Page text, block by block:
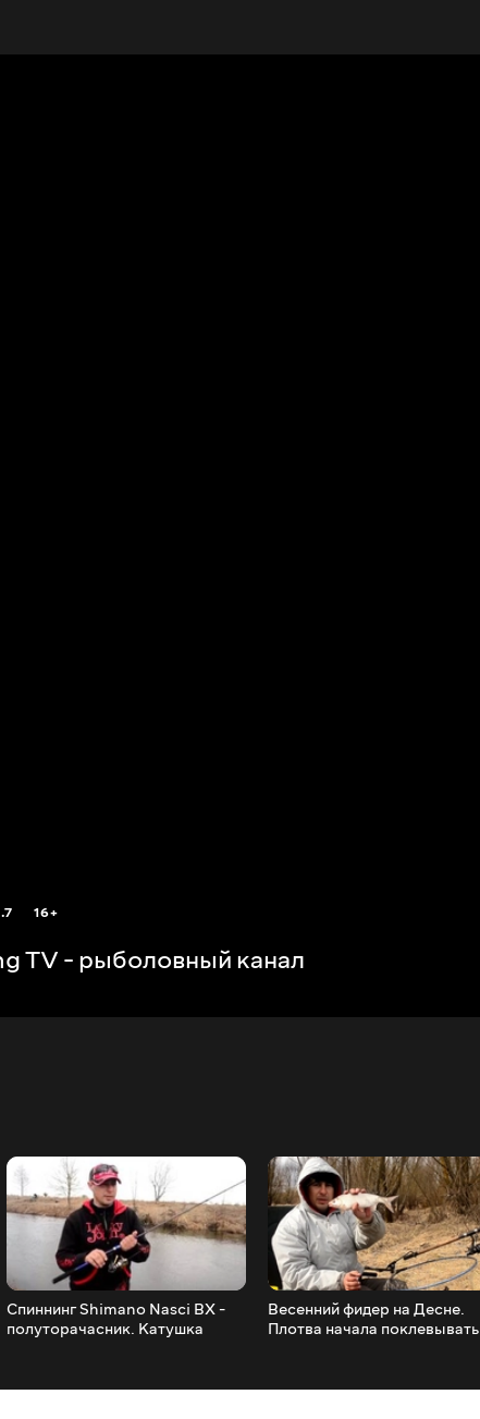
16+
TV - рыболовный канал
Спиннинг Shimano Nasci BX -
полуторачасник. Катушка
Весенний фидер на Десне.
Плотва начала поклевывать